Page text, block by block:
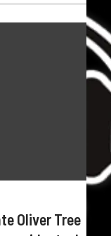
Oliver Tree